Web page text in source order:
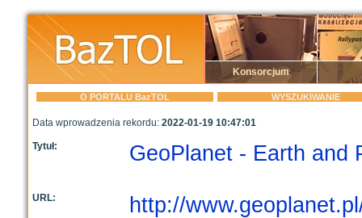
Konsorcjum
O PORTALU BazTOL WYSZUKIWANIE
Data wprowadzenia rekordu: 2022-01-19 10:47:01
Tytuł: GeoPlanet - Earth and
URL: http://